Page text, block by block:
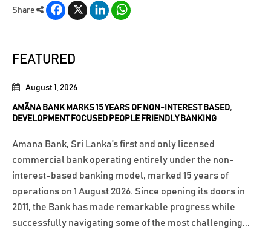
Share
Facebook
X LinkedIn
FEATURED
August 1, 2026
AMÃNA BANK MARKS 15 YEARS OF NON-INTEREST BASED,
DEVELOPMENT FOCUSED PEOPLE FRIENDLY BANKING
Amana Bank, Sri Lanka’s first and only licensed
commercial bank operating entirely under the non-
interest-based banking model, marked 15 years of
operations on 1 August 2026. Since opening its doors in
2011, the Bank has made remarkable progress while
successfully navigating some of the most challenging...